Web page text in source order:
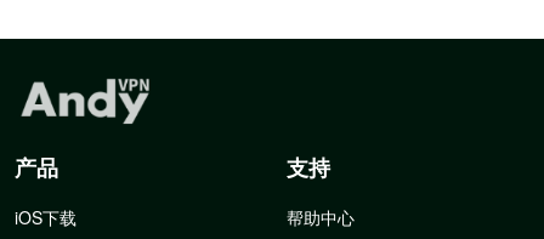
产品
iOS下载
支持
帮助中心